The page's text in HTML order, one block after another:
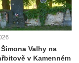
Valhy na
v Kamenném